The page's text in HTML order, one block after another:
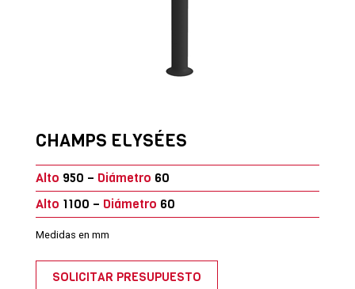
CHAMPS ELYSÉES
Alto 950 – Diámetro 60
Alto 1100 – Diámetro 60
Medidas en mm
SOLICITAR PRESUPUESTO